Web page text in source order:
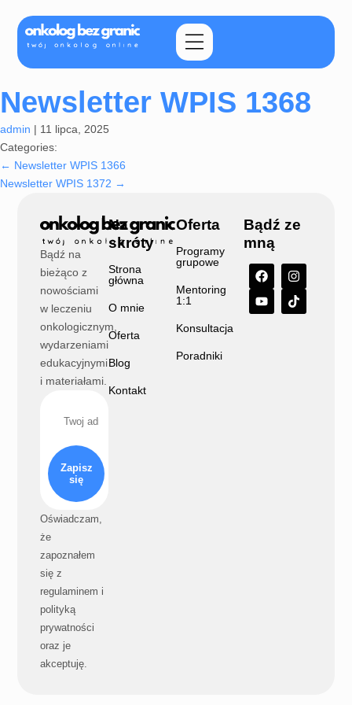
Newsletter WPIS 1368
admin | 11 lipca, 2025
Categories:
← Newsletter WPIS 1366
Newsletter WPIS 1372 →
Bądź na
bieżąco z
nowościami
w leczeniu
onkologicznym,
wydarzeniami
edukacyjnymi
i materiałami.
Zapisz
się
Oświadczam,
że
zapoznałem
się z
regulaminem i
polityką
prywatności
oraz je
akceptuję.
Na
skróty
Strona
główna
O mnie
Oferta
Blog
Kontakt
Oferta
Programy
grupowe
Mentoring
1:1
Konsultacja
Poradniki
Bądź ze
mną